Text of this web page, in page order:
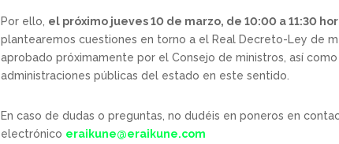
Por ello, el próximo jueves 10 de marzo, de 10:00 a 11:30
plantearemos cuestiones en torno a el Real Decreto-Ley de
aprobado próximamente por el Consejo de ministros, así
administraciones públicas del estado en este sentido.
En caso de dudas o preguntas, no dudéis en poneros en
electrónico eraikune@eraikune.com